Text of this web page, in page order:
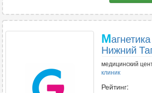
Функциональная диагностика
Химиотерапия
Хирургия
М
Нижний
медицинский
клиник
Рейтинг: